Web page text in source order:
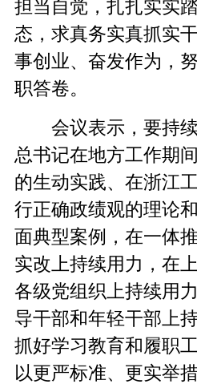
担当自觉，扎扎实实
态，求真务实真抓实
事创业、奋发作为，
职答卷。
会议表示，要持
总书记在地方工作期
的生动实践、在浙江
行正确政绩观的理论
面典型案例，在一体
实改上持续用力，在
各级党组织上持续用
导干部和年轻干部上
抓好学习教育和履职
以更严标准、更实举